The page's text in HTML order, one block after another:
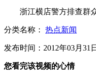
"虎女郎"欲拍电影曝
浙江横店警方排查群众
分类名称： 热点新闻
发布时间：2012年03月31
您看完该视频的心情